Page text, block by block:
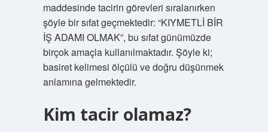
maddesinde tacirin görevleri sıralanırken
şöyle bir sıfat geçmektedir: “KIYMETLİ BİR
İŞ ADAMI OLMAK”, bu sıfat günümüzde
birçok amaçla kullanılmaktadır. Şöyle ki;
basiret kelimesi ölçülü ve doğru düşünmek
anlamına gelmektedir.
Kim tacir olamaz?